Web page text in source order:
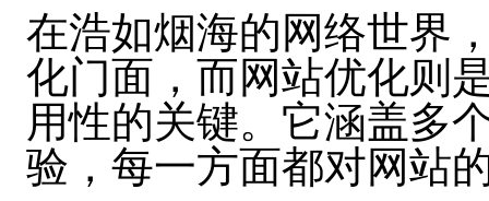
在浩如烟海的网络世界
化门面，而网站优化则
用性的关键。它涵盖多
验，每一方面都对网站